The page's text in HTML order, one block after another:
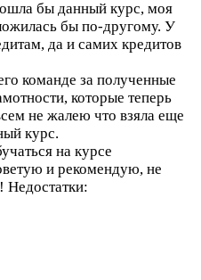
бы данный курс, моя
бы по-другому. У
да и самих кредитов
команде за полученные
которые теперь
не жалею что взяла еще
курс.
на курсе
и рекомендую, не
Недостатки: